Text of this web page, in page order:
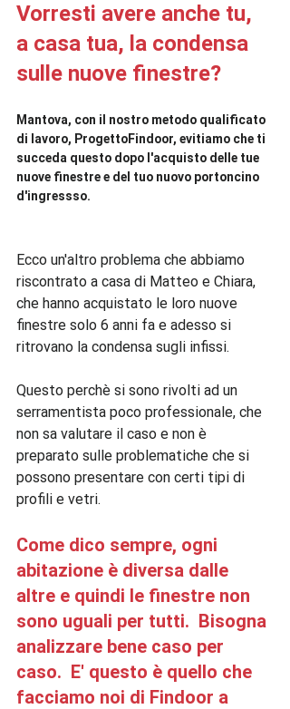
Vorresti avere anche tu,
a casa tua, la condensa
sulle nuove finestre?
Mantova, con il nostro metodo qualificato
di lavoro, ProgettoFindoor, evitiamo che ti
succeda questo dopo l'acquisto delle tue
nuove finestre e del tuo nuovo portoncino
d'ingressso.
Ecco un'altro problema che abbiamo
riscontrato a casa di Matteo e Chiara,
che hanno acquistato le loro nuove
finestre solo 6 anni fa e adesso si
ritrovano la condensa sugli infissi.
Questo perchè si sono rivolti ad un
serramentista poco professionale, che
non sa valutare il caso e non è
preparato sulle problematiche che si
possono presentare con certi tipi di
Come dico sempre, ogni
abitazione è diversa dalle
altre e quindi le finestre non
sono uguali per tutti.  Bisogna
analizzare bene caso per
caso.  E' questo è quello che
facciamo noi di Findoor a